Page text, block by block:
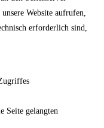
Website aufrufen,
erforderlich sind,
Seite gelangten